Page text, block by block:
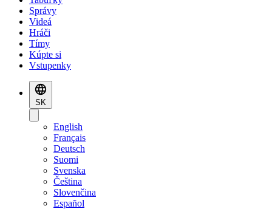
Správy
Videá
Hráči
Tímy
Kúpte si
Vstupenky
SK
English
Français
Deutsch
Suomi
Svenska
Čeština
Slovenčina
Español